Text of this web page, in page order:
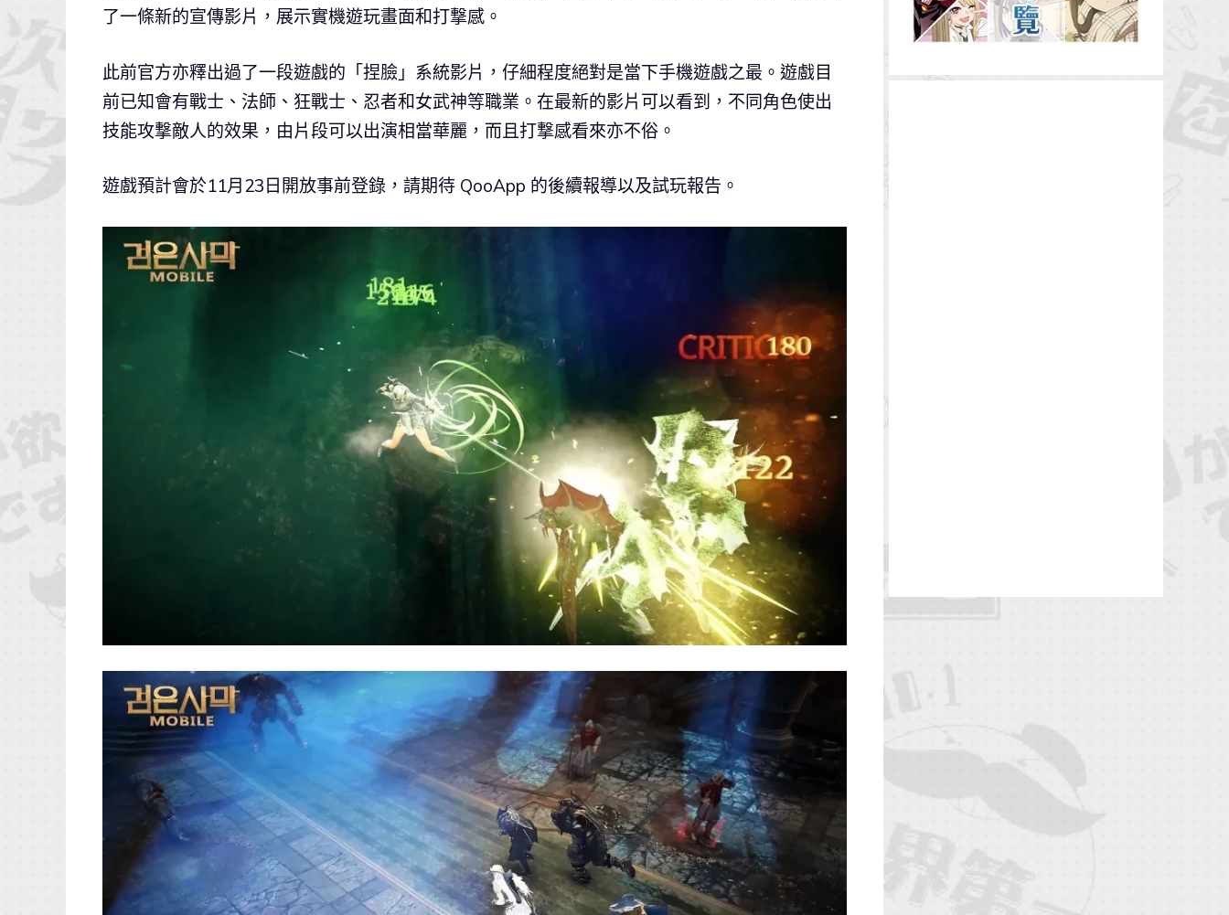
了一條新的宣傳影片，展示實機遊玩畫面和打撃感。
此前官方亦釋出過了一段遊戲的「捏臉」系統影片，仔細程度絕對是當下手機遊戲之最。遊戲目
前已知會有戰士、法師、狂戰士、忍者和女武神等職業。在最新的影片可以看到，不同角色使出
技能攻撃敵人的效果，由片段可以出演相當華麗，而且打撃感看來亦不俗。
遊戲預計會於11月23日開放事前登錄，請期待 QooApp 的後續報導以及試玩報告。